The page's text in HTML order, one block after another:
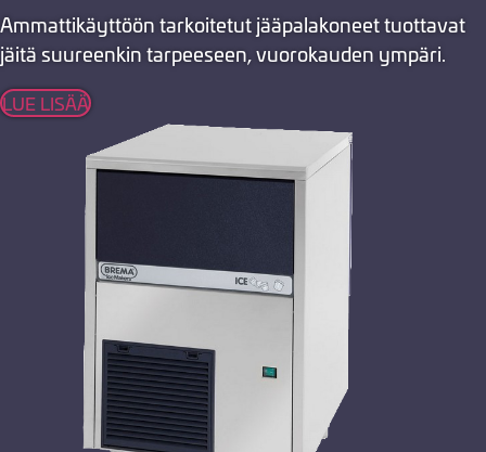
Ammattikäyttöön tarkoitetut jääpalakoneet tuottavat
jäitä suureenkin tarpeeseen, vuorokauden ympäri.
LUE LISÄÄ